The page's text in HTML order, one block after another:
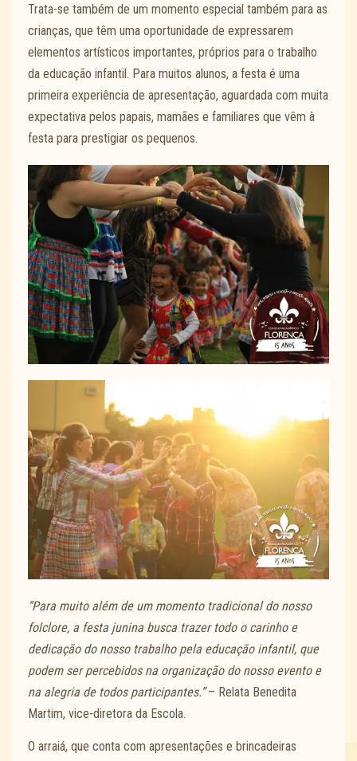
Trata-se também de um momento especial também para as
crianças, que têm uma oportunidade de expressarem
elementos artísticos importantes, próprios para o trabalho
da educação infantil. Para muitos alunos, a festa é uma
primeira experiência de apresentação, aguardada com muita
expectativa pelos papais, mamães e familiares que vêm à
festa para prestigiar os pequenos.
“Para muito além de um momento tradicional do nosso
folclore, a festa junina busca trazer todo o carinho e
dedicação do nosso trabalho pela educação infantil, que
podem ser percebidos na organização do nosso evento e
na alegria de todos participantes.”– Relata Benedita
Martim, vice-diretora da Escola.
O arraiá, que conta com apresentações e brincadeiras